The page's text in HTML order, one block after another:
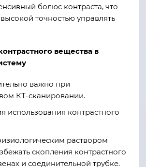
болюс контраста, что
точностью управлять
вещества в
важно при
КТ-сканировании.
использования контрастного
раствором
скопления контрастного
и соединительной трубке.